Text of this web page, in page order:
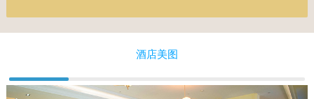
酒店美图